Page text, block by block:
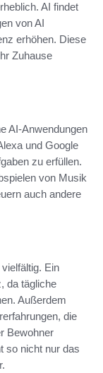
AI findet
von AI
erhöhen. Diese
Zuhause
AI-Anwendungen
und Google
zu erfüllen.
von Musik
auch andere
Ein
da tägliche
Außerdem
die
Bewohner
so nicht nur das